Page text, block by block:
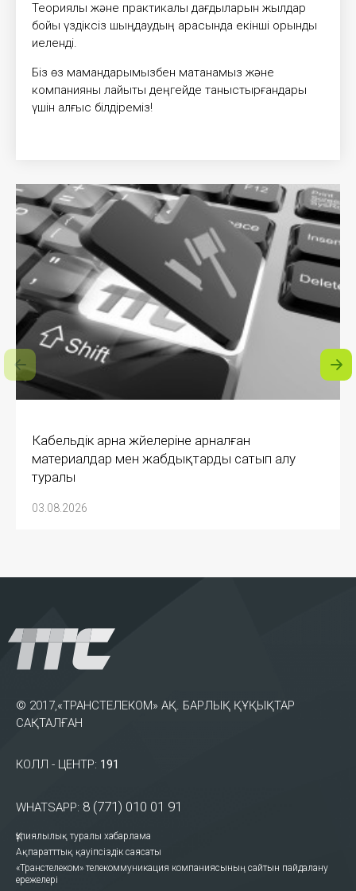
Теориялық және практикалық дағдыларын жылдар
бойы үздіксіз шыңдаудың арқасында екінші орынды
иеленді.
Біз өз мамандарымызбен мақтанамыз және
компанияны лайықты деңгейде таныстырғандары
үшін алғыс білдіреміз!
Кабельдік арна жүйелеріне арналған
материалдар мен жабдықтарды сатып алу
туралы
03.08.2026
© 2017,«ТРАНСТЕЛЕКОМ» АҚ. БАРЛЫҚ ҚҰҚЫҚТАР
САҚТАЛҒАН
КОЛЛ - ЦЕНТР: 191
WHATSAPP: 8 (771) 010 01 91
Құпиялылық туралы хабарлама
Ақпаратттық қауіпсіздік саясаты
«Транстелеком» телекоммуникация компаниясының сайтын пайдалану
ережелері